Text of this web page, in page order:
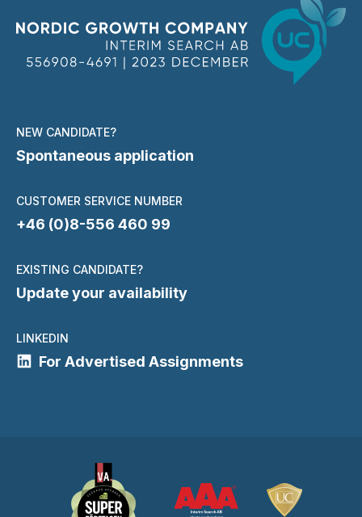
NEW CANDIDATE?
Spontaneous application
CUSTOMER SERVICE NUMBER
+46 (0)8-556 460 99
EXISTING CANDIDATE?
Update your availability
LINKEDIN
For Advertised Assignments